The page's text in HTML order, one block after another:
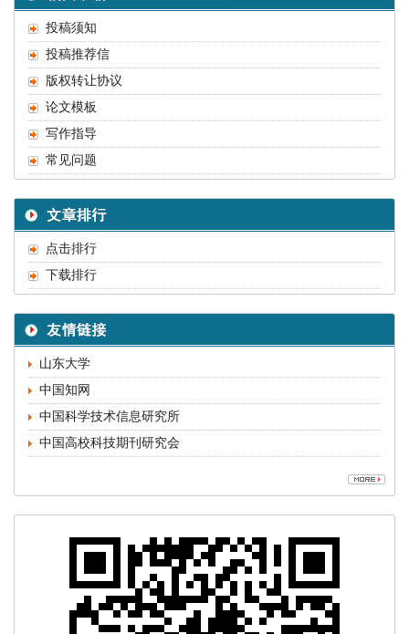
中国高校科技期刊研究会